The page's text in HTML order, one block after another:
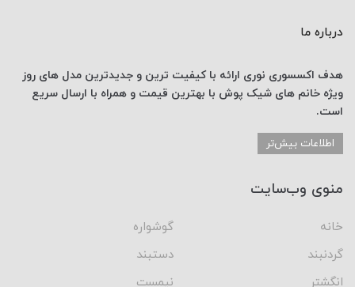
درباره ما
هدف اکسسوری نوری ارائه با کیفیت ترین و جدیدترین مدل های روز
ویژه خانم های شیک پوش با بهترین قیمت و همراه با ارسال سریع
است.
اطلاعات بیش‌تر
منوی وب‌سایت
خانه
گوشواره
گردنبند
دستبند
انگشتر
نیمست